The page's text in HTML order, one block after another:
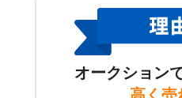
オークション